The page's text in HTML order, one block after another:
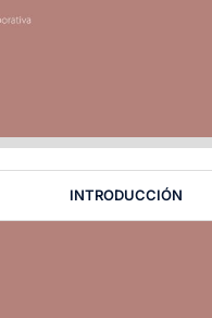
INTRODUCCIÓN